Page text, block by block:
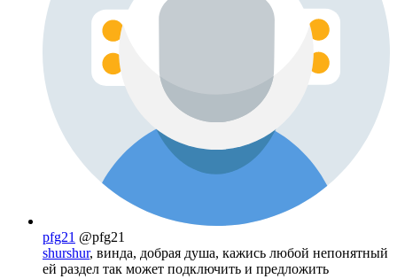
pfg21 @pfg21
shurshur, винда, добрая душа, кажись любой непонятный
ей раздел так может подключить и предложить